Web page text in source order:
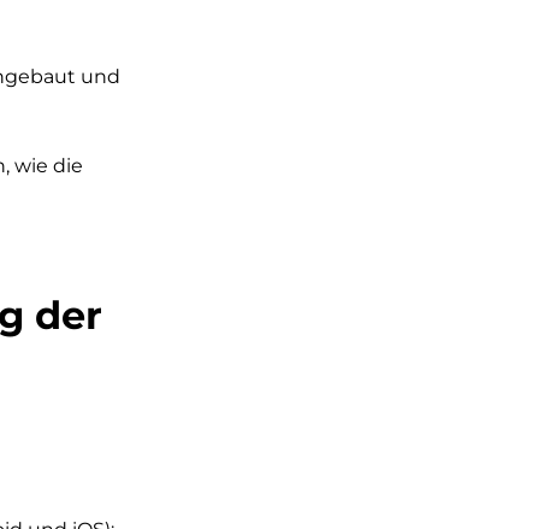
und
wie die
der